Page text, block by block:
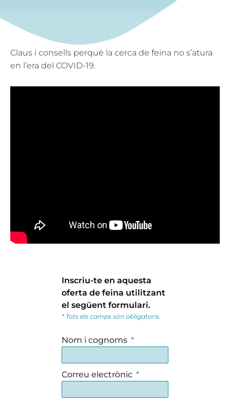
Claus i consells perquè la cerca de feina no s’atura
en l’era del COVID-19.
Inscriu-te en aquesta
oferta de feina utilitzant
el següent formulari.
* Tots els camps són obligatoris.
Nom i cognoms
Correu electrònic